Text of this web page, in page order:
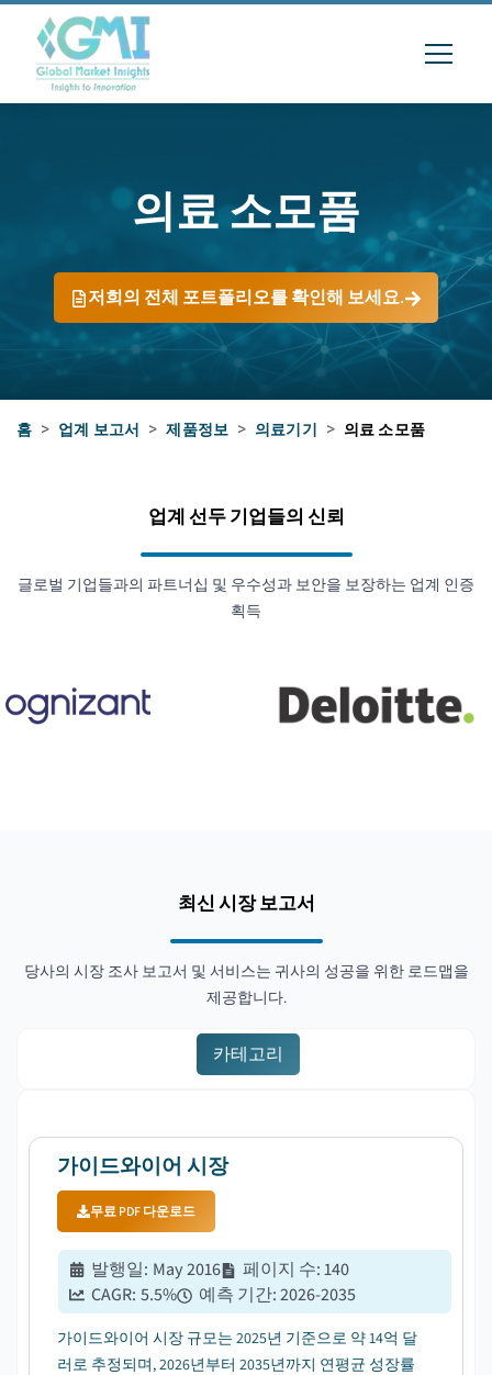
의료 소모품
저희의 전체 포트폴리오를 확인해 보세요.
홈 > 업계 보고서 > 제품정보 > 의료기기 > 의료 소모품
업계 선두 기업들의 신뢰
글로벌 기업들과의 파트너십 및 우수성과 보안을 보장하는 업계 인증
획득
최신 시장 보고서
당사의 시장 조사 보고서 및 서비스는 귀사의 성공을 위한 로드맵을
제공합니다.
카테고리
가이드와이어 시장
무료 PDF 다운로드
발행일: May 2016 페이지 수:140
CAGR: 5.5% 예측 기간:2026-2035
가이드와이어 시장 규모는 2025년 기준으로 약 14억 달
러로 추정되며, 2026년부터 2035년까지 연평균 성장률